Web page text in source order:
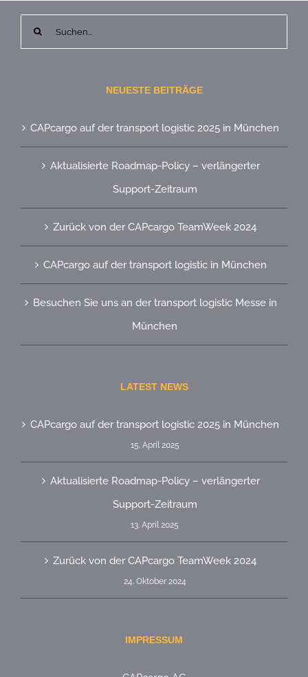
Suche
nach:
NEUESTE BEITRÄGE
CAPcargo auf der transport logistic 2025 in München
Aktualisierte Roadmap-Policy – verlängerter
Support-Zeitraum
Zurück von der CAPcargo TeamWeek 2024
CAPcargo auf der transport logistic in München
Besuchen Sie uns an der transport logistic Messe in
München
LATEST NEWS
CAPcargo auf der transport logistic 2025 in München
15. April 2025
Aktualisierte Roadmap-Policy – verlängerter
Support-Zeitraum
13. April 2025
Zurück von der CAPcargo TeamWeek 2024
24. Oktober 2024
IMPRESSUM